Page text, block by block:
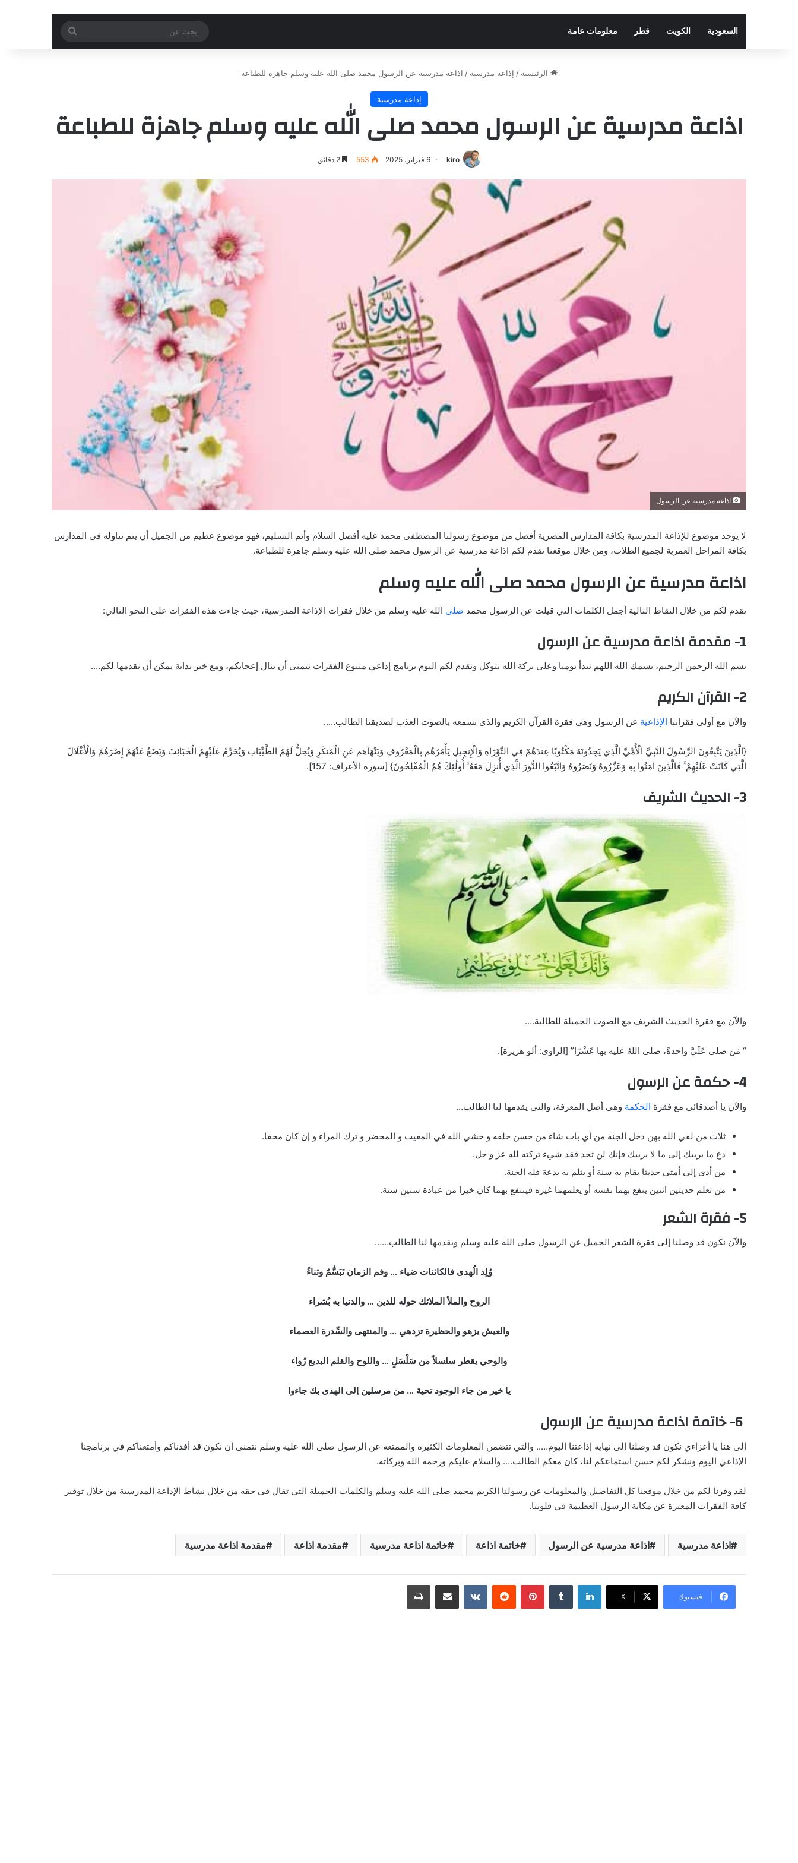
السعودية الكويت قطر معلومات عامة
عن
الرئيسية / إذاعة مدرسية / اذاعة مدرسية عن الرسول محمد صلى الله عليه وسلم جاهزة للطباعة
إذاعة مدرسية
اذاعة مدرسية عن الرسول محمد صلى الله عليه وسلم جاهزة للطباعة
kiro 6 فبراير، 2025 553 2 دقائق
اذاعة مدرسية عن الرسول
لا يوجد موضوع للإذاعة المدرسية بكافة المدارس المصرية أفضل من موضوع رسولنا المصطفى محمد عليه أفضل السلام وأتم التسليم، فهو موضوع عظيم من الجميل أن يتم تناوله في المدارس
بكافة المراحل العمرية لجميع الطلاب، ومن خلال موقعنا نقدم لكم اذاعة مدرسية عن الرسول محمد صلى الله عليه وسلم جاهزة للطباعة.
اذاعة مدرسية عن الرسول محمد صلى الله عليه وسلم
نقدم لكم من خلال النقاط التالية أجمل الكلمات التي قيلت عن الرسول محمد صلى الله عليه وسلم من خلال فقرات الإذاعة المدرسية، حيث جاءت هذه الفقرات على النحو التالي:
1- مقدمة اذاعة مدرسية عن الرسول
بسم الله الرحمن الرحيم، بسمك الله اللهم نبدأ يومنا وعلى بركة الله نتوكل ونقدم لكم اليوم برنامج إذاعي متنوع الفقرات نتمنى أن ينال إعجابكم، ومع خير بداية يمكن أن نقدمها لكم….
2- القرآن الكريم
والآن مع أولى فقراتنا الإذاعية عن الرسول وهي فقرة القرآن الكريم والذي نسمعه بالصوت العذب لصديقنا الطالب…..
{الَّذِينَ يَتَّبِعُونَ الرَّسُولَ النَّبِيَّ الْأُمِّيَّ الَّذِي يَجِدُونَهُ مَكْتُوبًا عِندَهُمْ فِي التَّوْرَاةِ وَالْإِنجِيلِ يَأْمُرُهُم بِالْمَعْرُوفِ وَيَنْهَأهم عَنِ الْمُنكَرِ وَيُحِلُّ لَهُمُ الطَّيِّبَاتِ وَيُحَرِّمُ عَلَيْهِمُ الْخَبَائِثَ وَيَضَعُ عَنْهُمْ إِصْرَهُمْ وَالْأَغْلَالَ
الَّتِي كَانَتْ عَلَيْهِمْ ۚ فَالَّذِينَ آمَنُوا بِهِ وَعَزَّرُوهُ وَنَصَرُوهُ وَاتَّبَعُوا النُّورَ الَّذِي أُنزِلَ مَعَهُ ۙ أُولَٰئِكَ هُمُ الْمُفْلِحُونَ} [سورة الأعراف: 157].
3- الحديث الشريف
والآن مع فقرة الحديث الشريف مع الصوت الجميلة للطالبة….
“ مَن صلى عَلَيَّ واحدةً، صلى اللهُ عليه بها عَشْرًا” [الراوي: ألو هريرة].
4- حكمة عن الرسول
والآن يا أصدقائي مع فقرة الحكمة وهي أصل المعرفة، والتي يقدمها لنا الطالب…
ثلاث من لقي الله بهن دخل الجنة من أي باب شاء من حسن خلقه و خشي الله في المغيب و المحضر و ترك المراء و إن كان محقا.
دع ما يريبك إلى ما لا يريبك فإنك لن تجد فقد شي‏ء تركته لله عز و جل.
من أدى إلى أمتي حديثا يقام به سنة أو يثلم به بدعة فله الجنة.
من تعلم حديثين اثنين ينفع بهما نفسه أو يعلمهما غيره فينتفع بهما كان خيرا من عبادة ستين سنة.
5- فقرة الشعر
والآن نكون قد وصلنا إلى فقرة الشعر الجميل عن الرسول صلى الله عليه وسلم ويقدمها لنا الطالب……
وُلِد الُهدى فالكائنات ضياء … وفم الزمان تَبَسُّمٌ وثناءُ
الروح والملأ الملائك حوله للدين … والدنيا به بُشراء
والعيش يزهو والحظيرة تزدهي … والمنتهى والسِّدرة العصماء
والوحي يقطر سلسلاً من سَلْسَلٍ … واللوح والقلم البديع رُواء
يا خير من جاء الوجود تحية … من مرسلين إلى الهدى بك جاءوا
6- خاتمة اذاعة مدرسية عن الرسول
إلى هنا يا أعزاءي نكون قد وصلنا إلى نهاية إذاعتنا اليوم….. والتي تتضمن المعلومات الكثيرة والممتعة عن الرسول صلى الله عليه وسلم نتمنى أن نكون قد أفدناكم وأمتعناكم في برنامجنا
الإذاعي اليوم ونشكر لكم حسن استماعكم لنا، كان معكم الطالب…. والسلام عليكم ورحمة الله وبركاته.
لقد وفرنا لكم من خلال موقعنا كل التفاصيل والمعلومات عن رسولنا الكريم محمد صلى الله عليه وسلم والكلمات الجميلة التي تقال في حقه من خلال نشاط الإذاعة المدرسية من خلال توفير
كافة الفقرات المعبرة عن مكانة الرسول العظيمة في قلوبنا.
اذاعة مدرسية اذاعة مدرسية عن الرسول خاتمة اذاعة خاتمة اذاعة مدرسية مقدمة اذاعة مقدمة اذاعة مدرسية
فيسبوك ‫X
لينكدإن بينتيريست